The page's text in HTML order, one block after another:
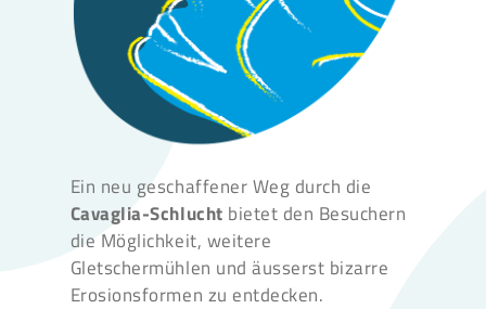
Ein neu geschaffener Weg durch die
Cavaglia-Schlucht bietet den Besuchern
die Möglichkeit, weitere
Gletschermühlen und äusserst bizarre
Erosionsformen zu entdecken.